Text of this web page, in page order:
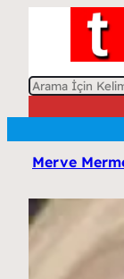
A
Merve